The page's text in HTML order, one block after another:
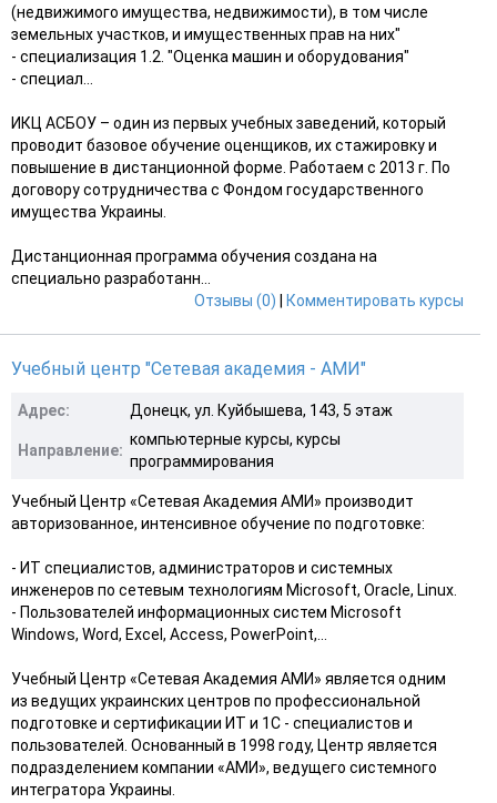
(недвижимого имущества, недвижимости), в том числе
земельных участков, и имущественных прав на них"
- специализация 1.2. "Оценка машин и оборудования"
- специал...
ИКЦ АСБОУ – один из первых учебных заведений, который
проводит базовое обучение оценщиков, их стажировку и
повышение в дистанционной форме. Работаем с 2013 г. По
договору сотрудничества с Фондом государственного
имущества Украины.
Дистанционная программа обучения создана на
специально разработанн...
Отзывы (0)
Комментировать курсы
Учебный центр "Сетевая академия - АМИ"
Адрес: Донецк, ул. Куйбышева, 143, 5 этаж
Направление:
компьютерные курсы, курсы
программирования
Учебный Центр «Сетевая Академия АМИ» производит
авторизованное, интенсивное обучение по подготовке:
- ИТ специалистов, администраторов и системных
инженеров по сетевым технологиям Microsoft, Oracle, Linux.
- Пользователей информационных систем Microsoft
Windows, Word, Excel, Access, PowerPoint,...
Учебный Центр «Сетевая Академия АМИ» является одним
из ведущих украинских центров по профессиональной
подготовке и сертификации ИТ и 1С - специалистов и
пользователей. Основанный в 1998 году, Центр является
подразделением компании «АМИ», ведущего системного
интегратора Украины.